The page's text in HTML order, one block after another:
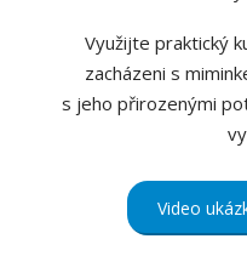
Využijte praktický
zacházeni s
s jeho přirozenými
Video